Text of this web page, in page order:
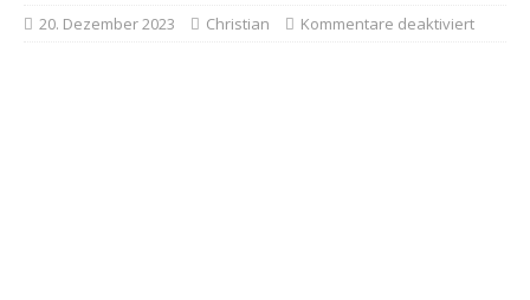
20. Dezember 2023 Christian Kommentare deaktiviert